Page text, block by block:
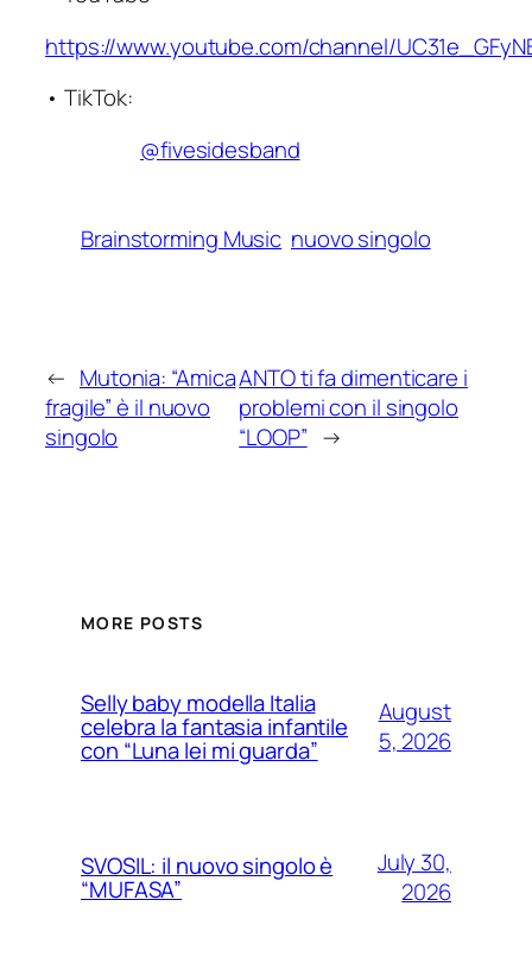
https://www.youtube.com/channel/
• TikTok:
@fivesidesband
Brainstorming Music nuovo singolo
← Mutonia: “Amica
fragile” è il nuovo
singolo
ANTO ti fa dimenticare i
problemi con il singolo
“LOOP” →
MORE POSTS
Selly baby modella Italia
celebra la fantasia infantile
con “Luna lei mi guarda”
August
5, 2026
SVOSIL: il nuovo singolo è
“MUFASA”
July 30,
2026